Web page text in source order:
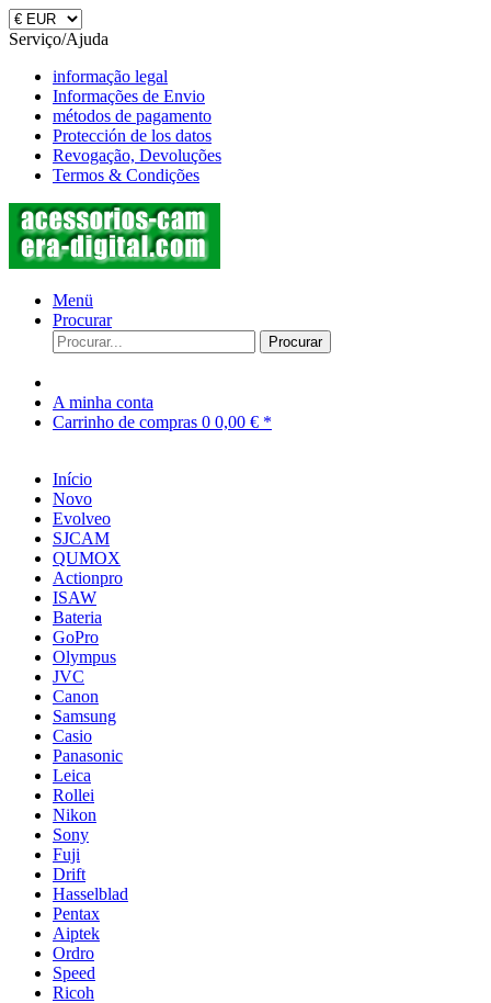
Serviço/Ajuda
informação legal
Informações de Envio
métodos de pagamento
Protección de los datos
Revogação, Devoluções
Termos & Condições
Menü
Procurar
Procurar
A minha conta
Carrinho de compras 0 0,00 € *
Início
Novo
Evolveo
SJCAM
QUMOX
Actionpro
ISAW
Bateria
GoPro
Olympus
JVC
Canon
Samsung
Casio
Panasonic
Leica
Rollei
Nikon
Sony
Fuji
Drift
Hasselblad
Pentax
Aiptek
Ordro
Speed
Ricoh